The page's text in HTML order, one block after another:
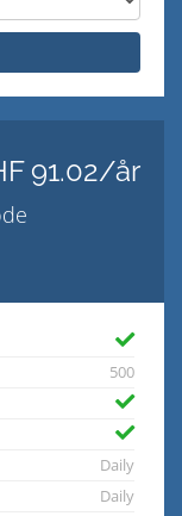
91.02/år
500
Daily
Daily